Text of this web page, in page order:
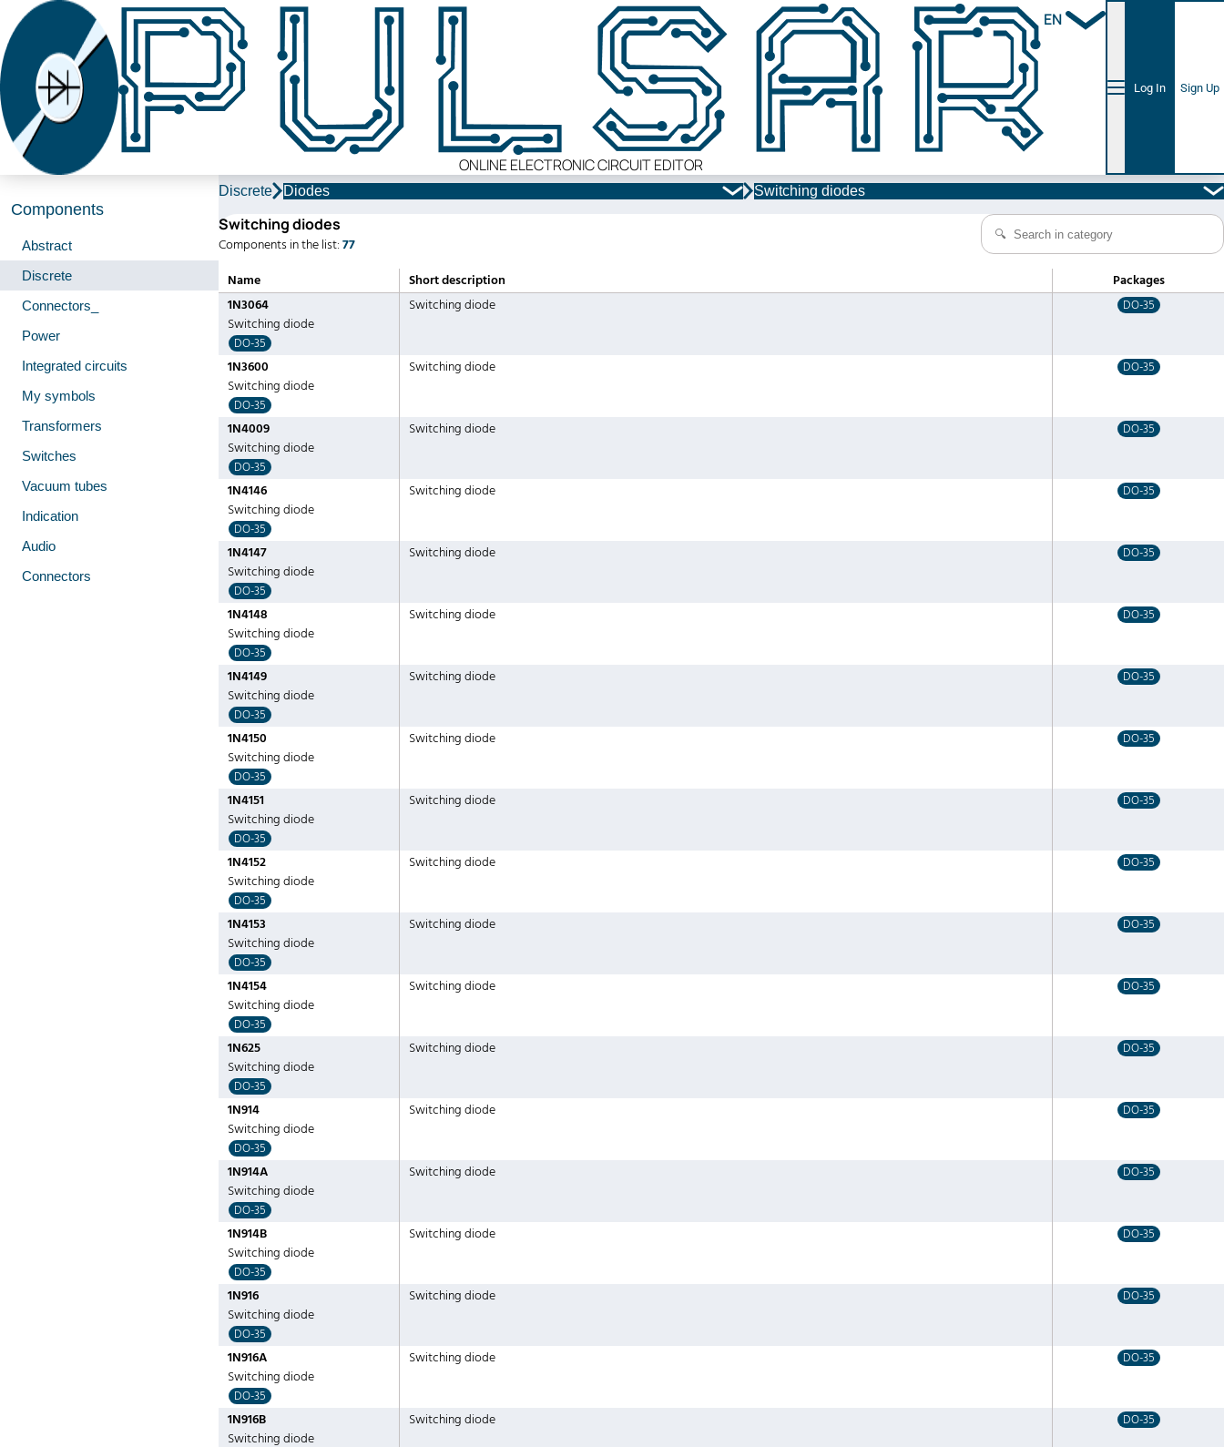
ONLINE ELECTRONIC CIRCUIT EDITOR
EN
Log In Sign Up
Components
Abstract
Discrete
Connectors_
Power
Integrated circuits
My symbols
Transformers
Switches
Vacuum tubes
Indication
Audio
Connectors
Discrete Diodes Switching diodes
Switching diodes
Components in the list: 77
Name
Short description
Packages
1N3064
Switching diode
DO-35
Switching diode DO-35
1N3600
Switching diode
DO-35
Switching diode DO-35
1N4009
Switching diode
DO-35
Switching diode DO-35
1N4146
Switching diode
DO-35
Switching diode DO-35
1N4147
Switching diode
DO-35
Switching diode DO-35
1N4148
Switching diode
DO-35
Switching diode DO-35
1N4149
Switching diode
DO-35
Switching diode DO-35
1N4150
Switching diode
DO-35
Switching diode DO-35
1N4151
Switching diode
DO-35
Switching diode DO-35
1N4152
Switching diode
DO-35
Switching diode DO-35
1N4153
Switching diode
DO-35
Switching diode DO-35
1N4154
Switching diode
DO-35
Switching diode DO-35
1N625
Switching diode
DO-35
Switching diode DO-35
1N914
Switching diode
DO-35
Switching diode DO-35
1N914A
Switching diode
DO-35
Switching diode DO-35
1N914B
Switching diode
DO-35
Switching diode DO-35
1N916
Switching diode
DO-35
Switching diode DO-35
1N916A
Switching diode
DO-35
Switching diode DO-35
1N916B
Switching diode
Switching diode DO-35